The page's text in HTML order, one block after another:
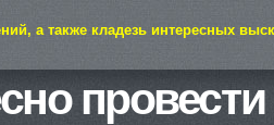
а также кладезь интересных